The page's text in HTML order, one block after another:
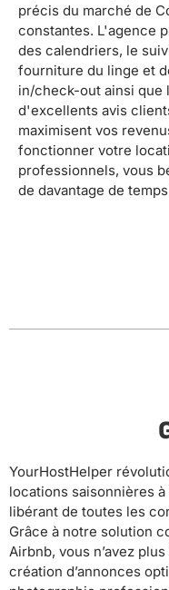
précis du marché de
constantes. L'agence
des calendriers, le
fourniture du linge et
in/check-out ainsi que
d'excellents avis
maximisent vos
fonctionner votre
professionnels, vous
de davantage de
YourHostHelper
locations saisonnières
libérant de toutes les
Grâce à notre solution
Airbnb, vous n’avez
création d’annonces
calendriers, et assure
voyageurs 24/7 pour
exceptionnelle à vos
professionnel, la
le
consommables, ainsi que
des standards
d’excellents avis et un
gamme. En déléguant
YourHostHelper,
précieux pour vous
personnelles et